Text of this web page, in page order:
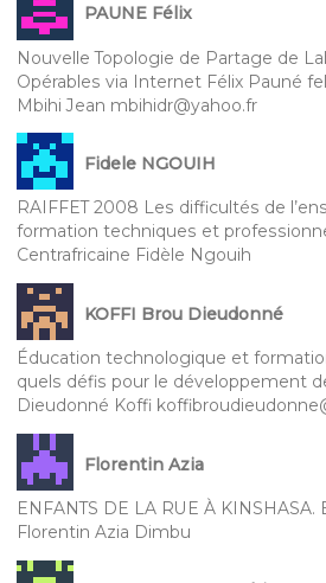
PAUNE Félix
Nouvelle Topologie de Partage de
Opérables via Internet Félix Pauné
Mbihi Jean mbihidr@yahoo.fr
Fidele NGOUIH
RAIFFET 2008 Les difficultés de
formation techniques et
Centrafricaine Fidèle Ngouih
KOFFI Brou Dieudonné
Éducation technologique et
quels défis pour le développement
Dieudonné Koffi
Florentin Azia
ENFANTS DE LA RUE À KINSHASA.
Florentin Azia Dimbu